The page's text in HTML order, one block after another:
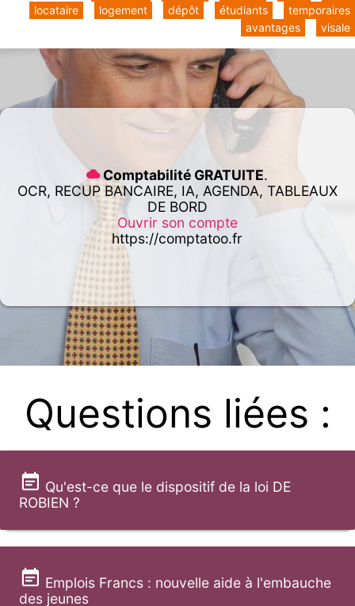
temporaires
étudiants
dépôt
logement
locataire
visale
avantages
Comptabilité GRATUITE.
OCR, RECUP BANCAIRE, IA, AGENDA, TABLEAUX
DE BORD
Ouvrir son compte
https://comptatoo.fr
Questions liées :
Qu'est-ce que le dispositif de la loi DE
ROBIEN ?
Emplois Francs : nouvelle aide à l'embauche
des jeunes